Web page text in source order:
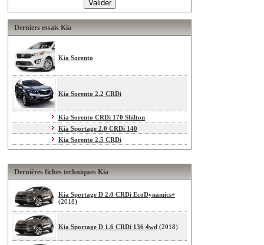
Derniers essais Kia
Kia Sorento
Kia Sorento 2.2 CRDi
Kia Sorento CRDi 170 Shilton
Kia Sportage 2.0 CRDi 140
Kia Sorento 2.5 CRDi
Dernières fiches techniques Kia
Kia Sportage D 2.0 CRDi EcoDynamics+
(2018)
Kia Sportage D 1.6 CRDi 136 4wd (2018)